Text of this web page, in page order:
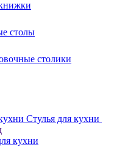
столы
столики
Стулья для кухни
кухни